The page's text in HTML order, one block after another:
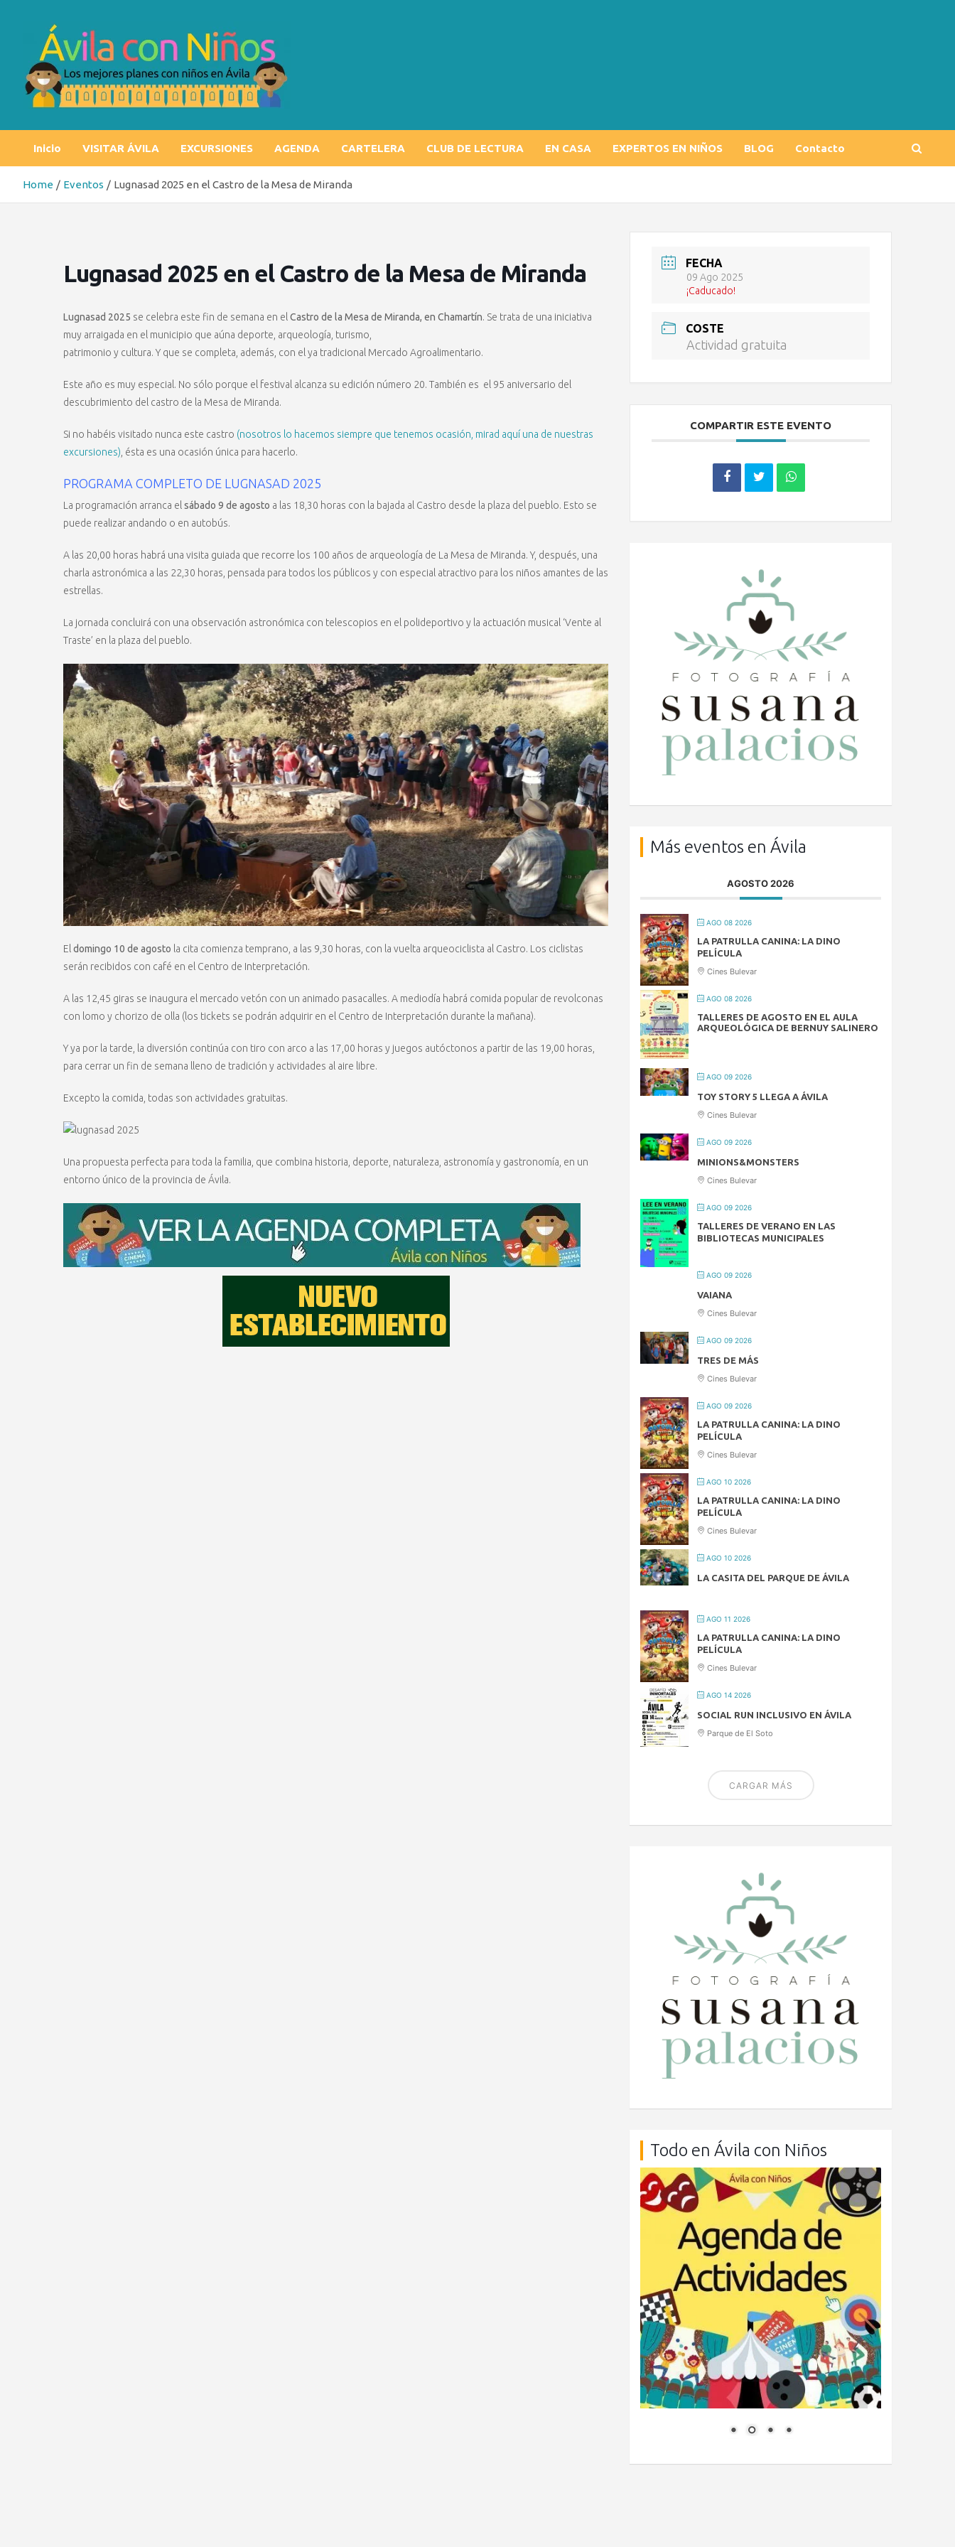
Inicio VISITAR ÁVILA EXCURSIONES AGENDA CARTELERA CLUB DE LECTURA EN CASA EXPERTOS EN NIÑOS BLOG Contacto
Home Eventos Lugnasad 2025 en el Castro de la Mesa de Miranda
Lugnasad 2025 en el Castro de la Mesa de Miranda
Lugnasad 2025 se celebra este fin de semana en el Castro de la Mesa de Miranda, en Chamartín. Se trata de una iniciativa
muy arraigada en el municipio que aúna deporte, arqueología, turismo,
patrimonio y cultura. Y que se completa, además, con el ya tradicional Mercado Agroalimentario.
Este año es muy especial. No sólo porque el festival alcanza su edición número 20. También es el 95 aniversario del
descubrimiento del castro de la Mesa de Miranda.
Si no habéis visitado nunca este castro (nosotros lo hacemos siempre que tenemos ocasión, mirad aquí una de nuestras
excursiones) , ésta es una ocasión única para hacerlo.
PROGRAMA COMPLETO DE LUGNASAD 2025
La programación arranca el sábado 9 de agosto a las 18,30 horas con la bajada al Castro desde la plaza del pueblo. Esto se
puede realizar andando o en autobús.
A las 20,00 horas habrá una visita guiada que recorre los 100 años de arqueología de La Mesa de Miranda. Y, después, una
charla astronómica a las 22,30 horas, pensada para todos los públicos y con especial atractivo para los niños amantes de las
estrellas.
La jornada concluirá con una observación astronómica con telescopios en el polideportivo y la actuación musical ‘Vente al
Traste’ en la plaza del pueblo.
El domingo 10 de agosto la cita comienza temprano, a las 9,30 horas, con la vuelta arqueociclista al Castro. Los ciclistas
serán recibidos con café en el Centro de Interpretación.
A las 12,45 giras se inaugura el mercado vetón con un animado pasacalles. A mediodía habrá comida popular de revolconas
con lomo y chorizo de olla (los tickets se podrán adquirir en el Centro de Interpretación durante la mañana).
Y ya por la tarde, la diversión continúa con tiro con arco a las 17,00 horas y juegos autóctonos a partir de las 19,00 horas,
para cerrar un fin de semana lleno de tradición y actividades al aire libre.
Excepto la comida, todas son actividades gratuitas.
Una propuesta perfecta para toda la familia, que combina historia, deporte, naturaleza, astronomía y gastronomía, en un
entorno único de la provincia de Ávila.
FECHA
09 Ago 2025
¡Caducado!
COSTE
Actividad gratuita
COMPARTIR ESTE EVENTO
Más eventos en Ávila
AGOSTO 2026
AGO 08 2026
LA PATRULLA CANINA: LA DINO
PELÍCULA
Cines Bulevar
AGO 08 2026
TALLERES DE AGOSTO EN EL AULA
ARQUEOLÓGICA DE BERNUY SALINERO
AGO 09 2026
TOY STORY 5 LLEGA A ÁVILA
Cines Bulevar
AGO 09 2026
MINIONS&MONSTERS
Cines Bulevar
AGO 09 2026
TALLERES DE VERANO EN LAS
BIBLIOTECAS MUNICIPALES
AGO 09 2026
VAIANA
Cines Bulevar
AGO 09 2026
TRES DE MÁS
Cines Bulevar
AGO 09 2026
LA PATRULLA CANINA: LA DINO
PELÍCULA
Cines Bulevar
AGO 10 2026
LA PATRULLA CANINA: LA DINO
PELÍCULA
Cines Bulevar
AGO 10 2026
LA CASITA DEL PARQUE DE ÁVILA
AGO 11 2026
LA PATRULLA CANINA: LA DINO
PELÍCULA
Cines Bulevar
AGO 14 2026
SOCIAL RUN INCLUSIVO EN ÁVILA
Parque de El Soto
CARGAR MÁS
Todo en Ávila con Niños